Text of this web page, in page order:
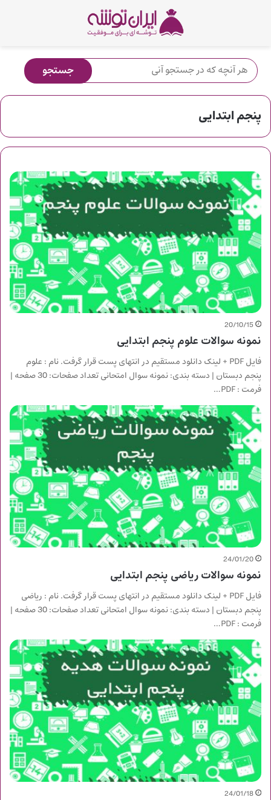
پنجم ابتدایی
20/10/15
نمونه سوالات علوم پنجم ابتدایی
فایل PDF + لینک دانلود مستقیم در انتهای پست قرار گرفت. نام : علوم
پنجم دبستان | دسته بندی: نمونه سوال امتحانی تعداد صفحات: 30 صفحه |
فرمت : PDF…
24/01/20
نمونه سوالات ریاضی پنجم ابتدایی
فایل PDF + لینک دانلود مستقیم در انتهای پست قرار گرفت. نام : ریاضی
پنجم دبستان | دسته بندی: نمونه سوال امتحانی تعداد صفحات: 30 صفحه |
فرمت : PDF…
24/01/18